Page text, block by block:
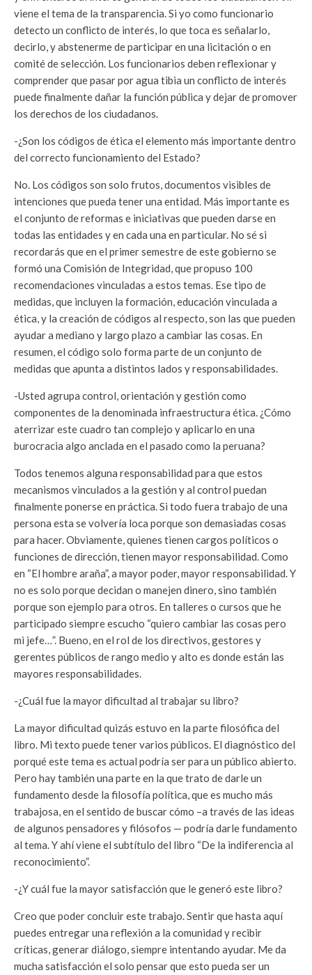
viene el tema de la transparencia. Si yo como funcionario
detecto un conflicto de interés, lo que toca es señalarlo,
decirlo, y abstenerme de participar en una licitación o en
comité de selección. Los funcionarios deben reflexionar y
comprender que pasar por agua tibia un conflicto de interés
puede finalmente dañar la función pública y dejar de promover
los derechos de los ciudadanos.
-¿Son los códigos de ética el elemento más importante dentro
del correcto funcionamiento del Estado?
No. Los códigos son solo frutos, documentos visibles de
intenciones que pueda tener una entidad. Más importante es
el conjunto de reformas e iniciativas que pueden darse en
todas las entidades y en cada una en particular. No sé si
recordarás que en el primer semestre de este gobierno se
formó una Comisión de Integridad, que propuso 100
recomendaciones vinculadas a estos temas. Ese tipo de
medidas, que incluyen la formación, educación vinculada a
ética, y la creación de códigos al respecto, son las que pueden
ayudar a mediano y largo plazo a cambiar las cosas. En
resumen, el código solo forma parte de un conjunto de
medidas que apunta a distintos lados y responsabilidades.
-Usted agrupa control, orientación y gestión como
componentes de la denominada infraestructura ética. ¿Cómo
aterrizar este cuadro tan complejo y aplicarlo en una
burocracia algo anclada en el pasado como la peruana?
Todos tenemos alguna responsabilidad para que estos
mecanismos vinculados a la gestión y al control puedan
finalmente ponerse en práctica. Si todo fuera trabajo de una
persona esta se volvería loca porque son demasiadas cosas
para hacer. Obviamente, quienes tienen cargos políticos o
funciones de dirección, tienen mayor responsabilidad. Como
en “El hombre araña”, a mayor poder, mayor responsabilidad. Y
no es solo porque decidan o manejen dinero, sino también
porque son ejemplo para otros. En talleres o cursos que he
participado siempre escucho “quiero cambiar las cosas pero
mi jefe…”. Bueno, en el rol de los directivos, gestores y
gerentes públicos de rango medio y alto es donde están las
mayores responsabilidades.
-¿Cuál fue la mayor dificultad al trabajar su libro?
La mayor dificultad quizás estuvo en la parte filosófica del
libro. Mi texto puede tener varios públicos. El diagnóstico del
porqué este tema es actual podría ser para un público abierto.
Pero hay también una parte en la que trato de darle un
fundamento desde la filosofía política, que es mucho más
trabajosa, en el sentido de buscar cómo –a través de las ideas
de algunos pensadores y filósofos — podría darle fundamento
al tema. Y ahí viene el subtítulo del libro “De la indiferencia al
reconocimiento”.
-¿Y cuál fue la mayor satisfacción que le generó este libro?
Creo que poder concluir este trabajo. Sentir que hasta aquí
puedes entregar una reflexión a la comunidad y recibir
críticas, generar diálogo, siempre intentando ayudar. Me da
mucha satisfacción el solo pensar que esto pueda ser un